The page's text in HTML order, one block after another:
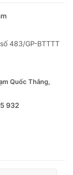
483/GP-BTTTT
Quốc Thắng,
932